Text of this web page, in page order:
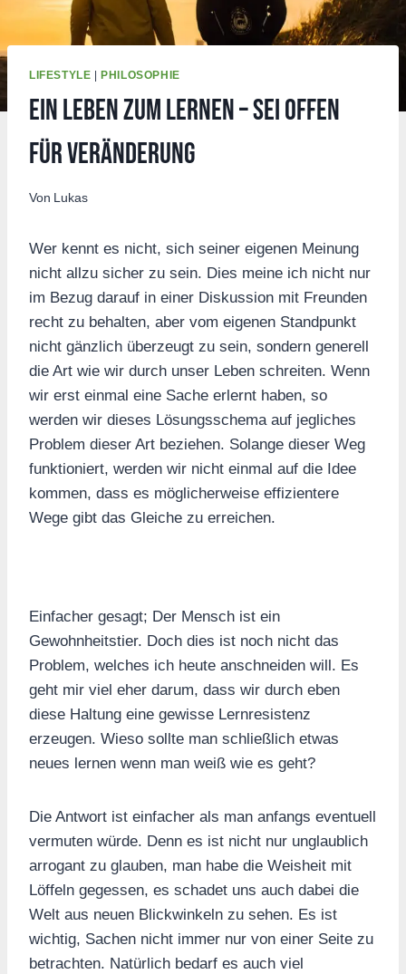
LIFESTYLE PHILOSOPHIE
Ein Leben zum Lernen – Sei offen
für Veränderung
Von Lukas
Wer kennt es nicht, sich seiner eigenen Meinung
nicht allzu sicher zu sein. Dies meine ich nicht nur
im Bezug darauf in einer Diskussion mit Freunden
recht zu behalten, aber vom eigenen Standpunkt
nicht gänzlich überzeugt zu sein, sondern generell
die Art wie wir durch unser Leben schreiten. Wenn
wir erst einmal eine Sache erlernt haben, so
werden wir dieses Lösungsschema auf jegliches
Problem dieser Art beziehen. Solange dieser Weg
funktioniert, werden wir nicht einmal auf die Idee
kommen, dass es möglicherweise effizientere
Wege gibt das Gleiche zu erreichen.
Einfacher gesagt; Der Mensch ist ein
Gewohnheitstier. Doch dies ist noch nicht das
Problem, welches ich heute anschneiden will. Es
geht mir viel eher darum, dass wir durch eben
diese Haltung eine gewisse Lernresistenz
erzeugen. Wieso sollte man schließlich etwas
neues lernen wenn man weiß wie es geht?
Die Antwort ist einfacher als man anfangs eventuell
vermuten würde. Denn es ist nicht nur unglaublich
arrogant zu glauben, man habe die Weisheit mit
Löffeln gegessen, es schadet uns auch dabei die
Welt aus neuen Blickwinkeln zu sehen. Es ist
wichtig, Sachen nicht immer nur von einer Seite zu
betrachten. Natürlich bedarf es auch viel